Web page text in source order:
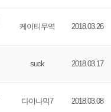
케이티무역 2018.03.26
suck 2018.03.17
다이나믹7 2018.03.08